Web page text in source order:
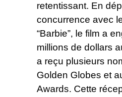
retentissant. En
concurrence avec
“Barbie”, le film a
millions de dollars
a reçu plusieurs
Golden Globes et
Awards. Cette